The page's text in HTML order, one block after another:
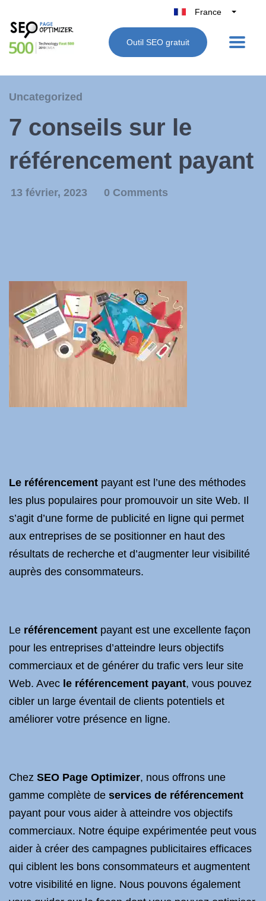
France
Belgique
België
Outil SEO gratuit
Uncategorized
7 conseils sur le
référencement payant
13 février, 2023 0 Comments
Le référencement payant est l’une des méthodes
les plus populaires pour promouvoir un site Web. Il
s’agit d’une forme de publicité en ligne qui permet
aux entreprises de se positionner en haut des
résultats de recherche et d’augmenter leur visibilité
auprès des consommateurs.
Le référencement payant est une excellente façon
pour les entreprises d’atteindre leurs objectifs
commerciaux et de générer du trafic vers leur site
Web. Avec le référencement payant, vous pouvez
cibler un large éventail de clients potentiels et
améliorer votre présence en ligne.
Chez SEO Page Optimizer, nous offrons une
gamme complète de services de référencement
payant pour vous aider à atteindre vos objectifs
commerciaux. Notre équipe expérimentée peut vous
aider à créer des campagnes publicitaires efficaces
qui ciblent les bons consommateurs et augmentent
votre visibilité en ligne. Nous pouvons également